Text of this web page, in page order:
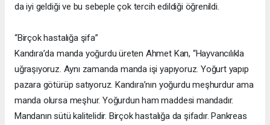
da iyi geldiği ve bu sebeple çok tercih edildiği öğrenildi.
“Birçok hastalığa şifa”
Kandıra’da manda yoğurdu üreten Ahmet Kan, “Hayvancılıkla
uğraşıyoruz. Aynı zamanda manda işi yapıyoruz. Yoğurt yapıp
pazara götürüp satıyoruz. Kandıra’nın yoğurdu meşhurdur ama
manda olursa meşhur. Yoğurdun ham maddesi mandadır.
Mandanın sütü kalitelidir. Birçok hastalığa da şifadır. Pankreas